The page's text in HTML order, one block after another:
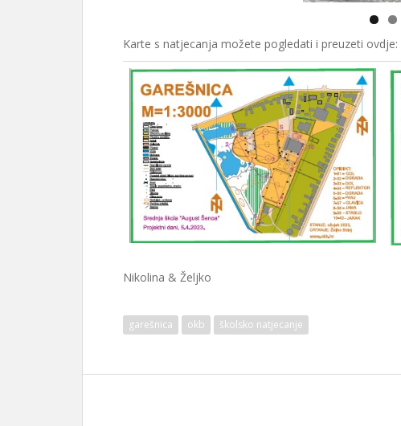
Karte s natjecanja možete pogledati i preuzeti ovdje:
Nikolina & Željko
garešnica okb školsko natjecanje